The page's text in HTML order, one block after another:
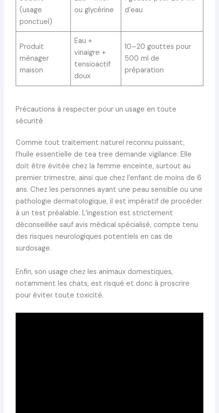
(usage
ponctuel)
ou glycérine
d’eau
Produit
ménager
maison
Eau +
vinaigre +
tensioactif
doux
10–20 gouttes pour
500 ml de
préparation
Précautions à respecter pour un usage en toute
sécurité
Comme tout traitement naturel reconnu puissant,
l’huile essentielle de tea tree demande vigilance. Elle
doit être évitée chez la femme enceinte, surtout au
premier trimestre, ainsi que chez l’enfant de moins de 6
ans. Chez les personnes ayant une peau sensible ou une
pathologie dermatologique, il est impératif de procéder
à un test préalable. L’ingestion est strictement
déconseillée sauf avis médical spécialisé, compte tenu
des risques neurologiques potentiels en cas de
surdosage.
Enfin, son usage chez les animaux domestiques,
notamment les chats, est risqué et donc à proscrire
pour éviter toute toxicité.